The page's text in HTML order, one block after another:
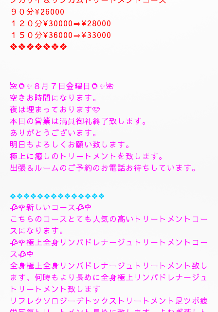
🥀🌹新しいコース🥀🌹
🥀８月のおすすめコースになります。🥀
８月６日からの新しいコース一番おすすめ致します。
🥀ラグジュアリーダブルセラピストコース🥀
ダブルセラピストコースで日頃の疲れた身体を心ゆく
全身極上リンパドレナージュトリートメント致しま
す、フィシャルマッサージパックよむぎ蒸しトリート
メント、ヘッドスパマッサージパック、ソルトトリー
トメント致します、指圧足つぼリフレクソロジージャ
プカサイ＆リンガムトリートメントコース
９０分¥26000
１２０分¥30000⇒¥28000
１５０分¥36000⇒¥33000
🌺🌻✨８月７日金曜日 🌻✨🌺
空きお時間になります。
夜は埋まっております🩷
本日の営業は満員御礼終了致します。
ありがとうございます。
明日もよろしくお願い致します。
極上に癒しのトリートメントを致します。
出張＆ルームのご予約のお電話お待ちしています。